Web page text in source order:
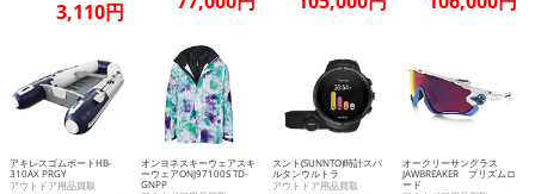
3,110円
アキレスゴムボートHB-
310AX PRGY
アウトドア用品買取
オンヨネスキーウェアスキ
ーウェアONJ97100S TD-
GNPP
スント(SUNNTO)時計スパ
ルタンウルトラ
アウトドア用品買取
オークリーサングラス
JAWBREAKER プリズムロ
ード